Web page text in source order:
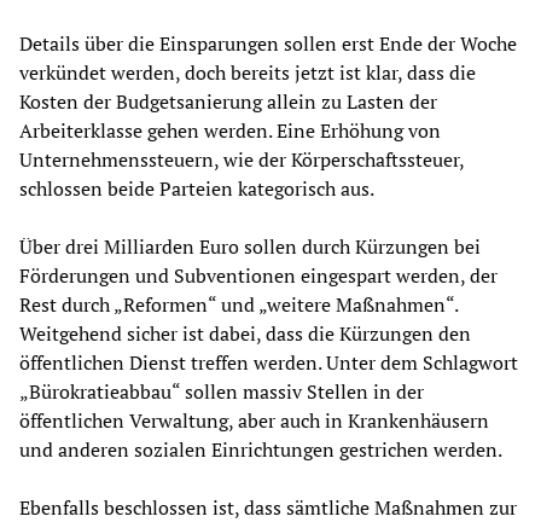
Details über die Einsparungen sollen erst Ende der Woche
verkündet werden, doch bereits jetzt ist klar, dass die
Kosten der Budgetsanierung allein zu Lasten der
Arbeiterklasse gehen werden. Eine Erhöhung von
Unternehmenssteuern, wie der Körperschaftssteuer,
schlossen beide Parteien kategorisch aus.
Über drei Milliarden Euro sollen durch Kürzungen bei
Förderungen und Subventionen eingespart werden, der
Rest durch „Reformen“ und „weitere Maßnahmen“.
Weitgehend sicher ist dabei, dass die Kürzungen den
öffentlichen Dienst treffen werden. Unter dem Schlagwort
„Bürokratieabbau“ sollen massiv Stellen in der
öffentlichen Verwaltung, aber auch in Krankenhäusern
und anderen sozialen Einrichtungen gestrichen werden.
Ebenfalls beschlossen ist, dass sämtliche Maßnahmen zur